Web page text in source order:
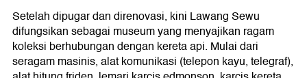
Setelah dipugar dan direnovasi, kini Lawang Sewu
difungsikan sebagai museum yang menyajikan ragam
koleksi berhubungan dengan kereta api. Mulai dari
seragam masinis, alat komunikasi (telepon kayu, telegraf),